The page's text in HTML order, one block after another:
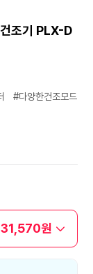
조기 PLX-D
#다양한건조모드
원